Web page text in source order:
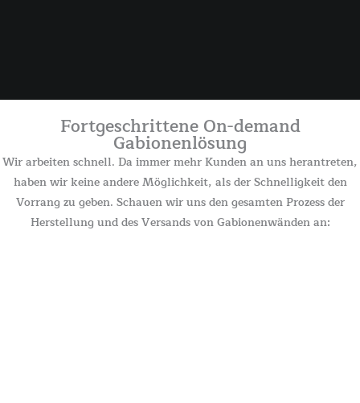
Fortgeschrittene On-demand
Gabionenlösung
Wir arbeiten schnell. Da immer mehr Kunden an uns herantreten,
haben wir keine andere Möglichkeit, als der Schnelligkeit den
Vorrang zu geben. Schauen wir uns den gesamten Prozess der
Herstellung und des Versands von Gabionenwänden an: